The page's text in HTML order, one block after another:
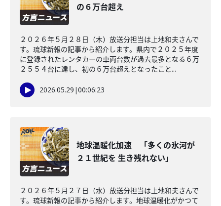
の６万台超え
２０２６年５月２８日（木）放送分担当は上地和夫さんで
す。琉球新報の記事から紹介します。県内で２０２５年度
に登録されたレンタカーの車両台数が過去最多となる６万
２５５４台に達し、初の６万台超えとなったこと...
2026.05.29 |00:06:23
地球温暖化加速 「多くの氷河が
２１世紀を 生き残れない」
２０２６年５月２７日（水）放送分担当は上地和夫さんで
す。琉球新報の記事から紹介します。地球温暖化がかつて